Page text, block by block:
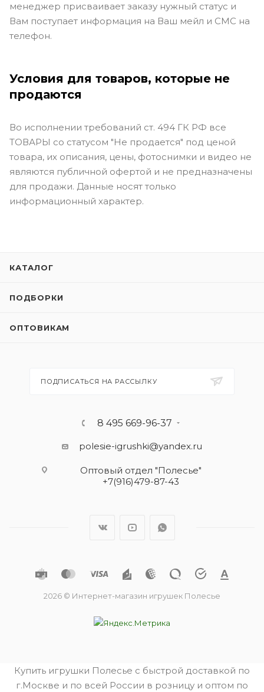
менеджер присваивает заказу нужный статус и
Вам поступает информация на Ваш мейл и СМС на
телефон.
Условия для товаров, которые не
продаются
Во исполнении требований ст. 494 ГК РФ все
ТОВАРЫ со статусом "Не продается" под ценой
товара, их описания, цены, фотоснимки и видео не
являются публичной офертой и не предназначены
для продажи. Данные носят только
информационный характер.
КАТАЛОГ
ПОДБОРКИ
ОПТОВИКАМ
ПОДПИСАТЬСЯ НА РАССЫЛКУ
8 495 669-96-37
polesie-igrushki@yandex.ru
Оптовый отдел "Полесье"
+7(916)479-87-43
2026 © Интернет-магазин игрушек Полесье
Купить игрушки Полесье с быстрой доставкой по
г.Москве и по всей России в розницу и оптом по